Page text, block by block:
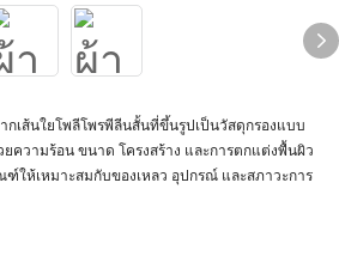
ากเส้นใยโพลีโพรพีลีนสั้นที่ขึ้นรูปเป็นวัสดุกรองแบบ
ยความร้อน ขนาด โครงสร้าง และการตกแต่งพื้นผิว
ให้เหมาะสมกับของเหลว อุปกรณ์ และสภาวะการ